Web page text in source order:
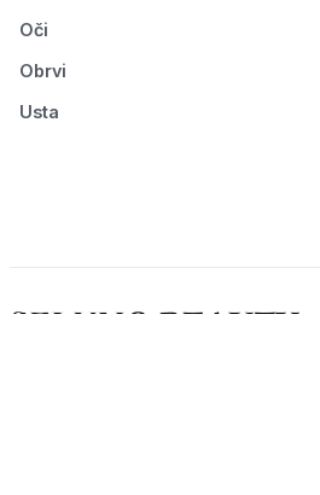
Oči
Obrvi
Usta